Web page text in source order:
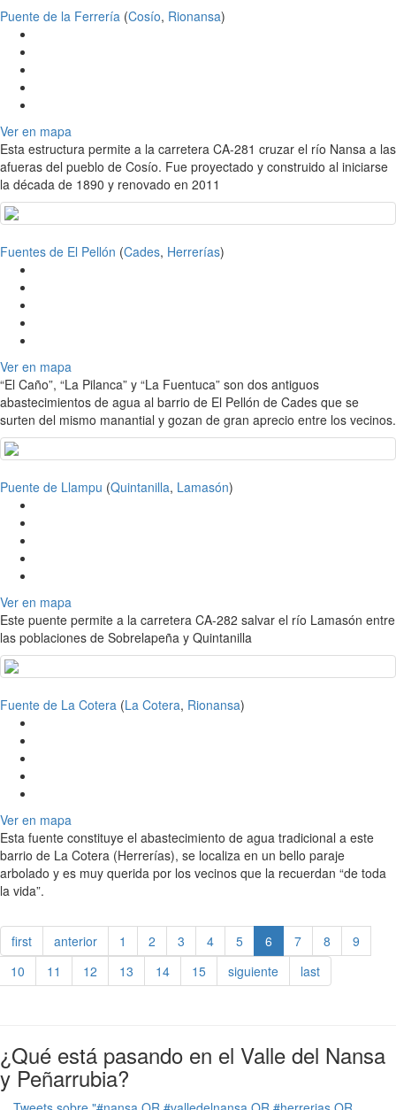
Puente de la Ferrería (Cosío, Rionansa)
Ver en mapa
Esta estructura permite a la carretera CA-281 cruzar el río Nansa a las
afueras del pueblo de Cosío. Fue proyectado y construido al iniciarse
la década de 1890 y renovado en 2011
Fuentes de El Pellón (Cades, Herrerías)
Ver en mapa
“El Caño”, “La Pilanca” y “La Fuentuca” son dos antiguos
abastecimientos de agua al barrio de El Pellón de Cades que se
surten del mismo manantial y gozan de gran aprecio entre los vecinos.
Puente de Llampu (Quintanilla, Lamasón)
Ver en mapa
Este puente permite a la carretera CA-282 salvar el río Lamasón entre
las poblaciones de Sobrelapeña y Quintanilla
Fuente de La Cotera (La Cotera, Rionansa)
Ver en mapa
Esta fuente constituye el abastecimiento de agua tradicional a este
barrio de La Cotera (Herrerías), se localiza en un bello paraje
arbolado y es muy querida por los vecinos que la recuerdan “de toda
la vida”.
first anterior 1 2 3 4 5 6 7 8
9
10
11 12 13 14 15 siguiente last
¿Qué está pasando en el Valle del Nansa
y Peñarrubia?